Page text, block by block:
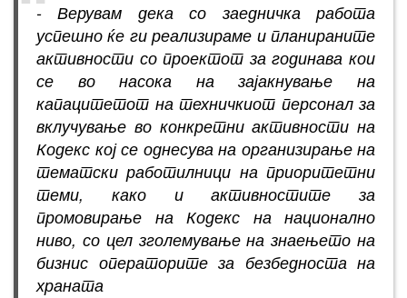
- Верувам дека со заедничка работа
успешно ќе ги реализираме и планираните
активности со проектот за годинава кои
се во насока на зајакнување на
капацитетот на техничкиот персонал за
вклучување во конкретни активности на
Кодекс кој се однесува на ​​организирање на
тематски работилници на приоритетни
теми, како и активностите за
промовирање на Кодекс на национално
ниво, со цел зголемување на знаењето на
бизнис операторите за безбедноста на
храната